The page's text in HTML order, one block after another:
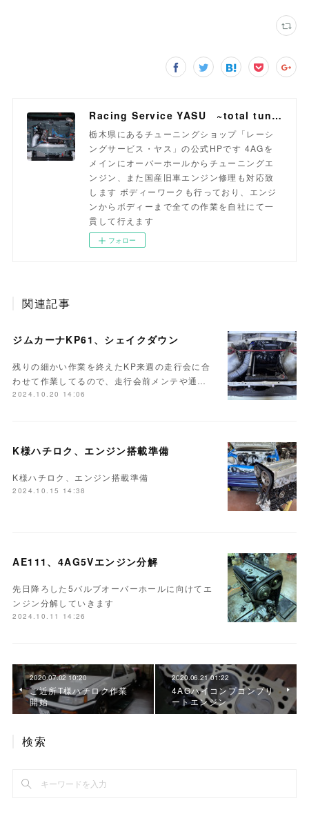
Racing Service YASU ~total tuning proshop~
栃木県にあるチューニングショップ「レーシ
ングサービス・ヤス」の公式HPです 4AGを
メインにオーバーホールからチューニングエ
ンジン、また国産旧車エンジン修理も対応致
します ボディーワークも行っており、エンジ
ンからボディーまで全ての作業を自社にて一
貫して行えます
フォロー
関連記事
ジムカーナKP61、シェイクダウン
残りの細かい作業を終えたKP来週の走行会に合
わせて作業してるので、走行会前メンテや通…
2024.10.20 14:06
K様ハチロク、エンジン搭載準備
K様ハチロク、エンジン搭載準備
2024.10.15 14:38
AE111、4AG5Vエンジン分解
先日降ろした5バルブオーバーホールに向けてエ
ンジン分解していきます
2024.10.11 14:26
2020.07.02 10:20
ご近所T様ハチロク作業
開始
2020.06.21 01:22
4AGハイコンプコンプリ
ートエンジン
検索